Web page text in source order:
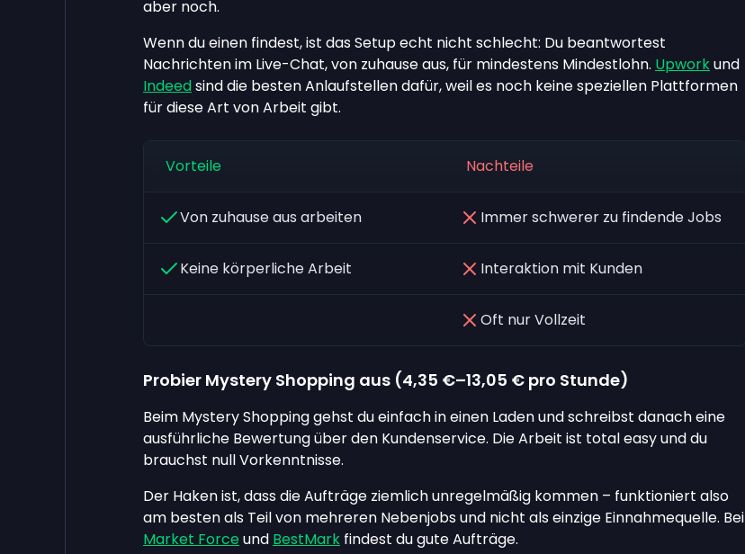
aber noch.
Wenn du einen findest, ist das Setup echt nicht schlecht: Du beantwortest
Nachrichten im Live-Chat, von zuhause aus, für mindestens Mindestlohn. Upworkund
Indeedsind die besten Anlaufstellen dafür, weil es noch keine speziellen Plattformen
für diese Art von Arbeit gibt.
Vorteile Nachteile
Von zuhause aus arbeiten Immer schwerer zu findende Jobs
Keine körperliche Arbeit Interaktion mit Kunden
Oft nur Vollzeit
Probier Mystery Shopping aus (4,35 €–13,05 € pro Stunde)
Beim Mystery Shopping gehst du einfach in einen Laden und schreibst danach eine
ausführliche Bewertung über den Kundenservice. Die Arbeit ist total easy und du
brauchst null Vorkenntnisse.
Der Haken ist, dass die Aufträge ziemlich unregelmäßig kommen – funktioniert also
am besten als Teil von mehreren Nebenjobs und nicht als einzige Einnahmequelle. Bei
Market Force und BestMark findest du gute Aufträge.